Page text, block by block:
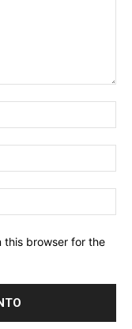
this browser for the